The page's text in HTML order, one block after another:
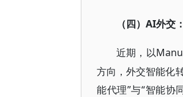
（四） AI外交
近期，以
方向，外交智能化
能代理”与“智能协